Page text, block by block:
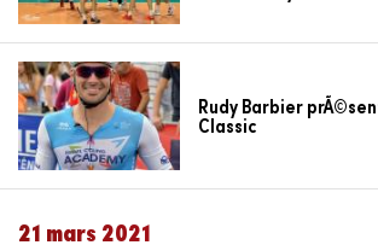
Rudy Barbier
Classic
21 mars 2021